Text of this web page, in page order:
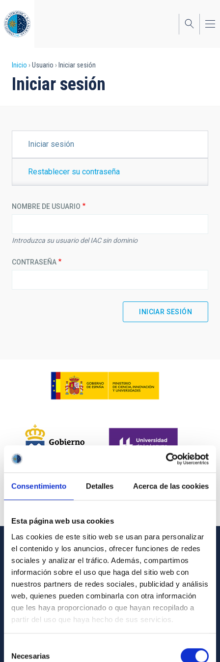
Consentimiento Detalles Acerca de las cookies
Esta página web usa cookies
Las cookies de este sitio web se usan para personalizar
el contenido y los anuncios, ofrecer funciones de redes
sociales y analizar el tráfico. Además, compartimos
información sobre el uso que haga del sitio web con
nuestros partners de redes sociales, publicidad y análisis
web, quienes pueden combinarla con otra información
que les haya proporcionado o que hayan recopilado a
partir del uso que haya hecho de sus servicios.
Necesarias
al
contenido
principal
Sobrescribir
enlaces
la
navegación
Inicio Usuario Iniciar sesión
Iniciar sesión
PRINCIPALES
Iniciar sesión
Restablecer su contraseña
NOMBRE DE USUARIO
Introduzca su usuario del IAC sin dominio
CONTRASEÑA
INFORMACIÓN GENERAL
Contacto
Cómo llegar al IAC
Directorio de personal
Biblioteca